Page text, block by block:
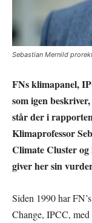
Sebastian Mernild
FNs klimapanel,
som igen
står der i
Klimaprofessor
Climate Cluster
giver her sin
Siden 1990 har
Change, IPCC,